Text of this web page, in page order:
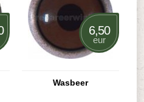
Wasbeer
6,50
eur